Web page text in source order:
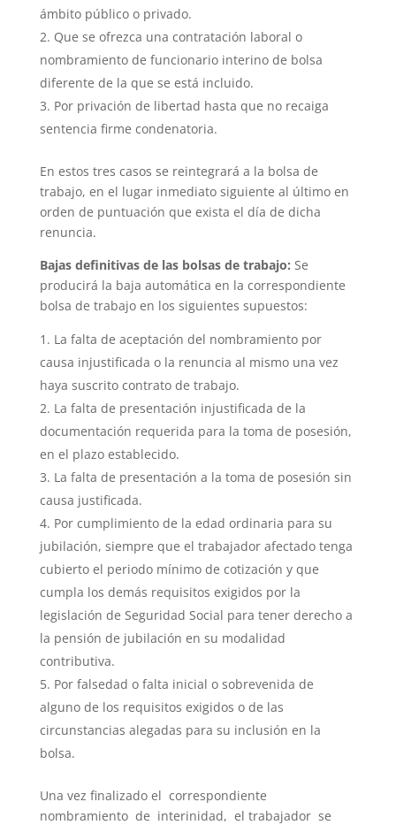
ámbito público o privado.
Que se ofrezca una contratación laboral o
nombramiento de funcionario interino de bolsa
diferente de la que se está incluido.
Por privación de libertad hasta que no recaiga
sentencia firme condenatoria.
En estos tres casos se reintegrará a la bolsa de
trabajo, en el lugar inmediato siguiente al último en
orden de puntuación que exista el día de dicha
renuncia.
Bajas definitivas de las bolsas de trabajo: Se
producirá la baja automática en la correspondiente
bolsa de trabajo en los siguientes supuestos:
La falta de aceptación del nombramiento por
causa injustificada o la renuncia al mismo una vez
haya suscrito contrato de trabajo.
La falta de presentación injustificada de la
documentación requerida para la toma de posesión,
en el plazo establecido.
La falta de presentación a la toma de posesión sin
causa justificada.
Por cumplimiento de la edad ordinaria para su
jubilación, siempre que el trabajador afectado tenga
cubierto el periodo mínimo de cotización y que
cumpla los demás requisitos exigidos por la
legislación de Seguridad Social para tener derecho a
la pensión de jubilación en su modalidad
contributiva.
Por falsedad o falta inicial o sobrevenida de
alguno de los requisitos exigidos o de las
circunstancias alegadas para su inclusión en la
bolsa.
Una vez finalizado el correspondiente
nombramiento de interinidad, el trabajador se